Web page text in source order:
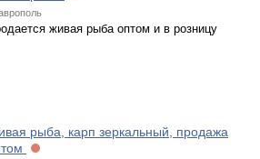
живая рыба оптом и в розницу
рыба, карп зеркальный, продажа